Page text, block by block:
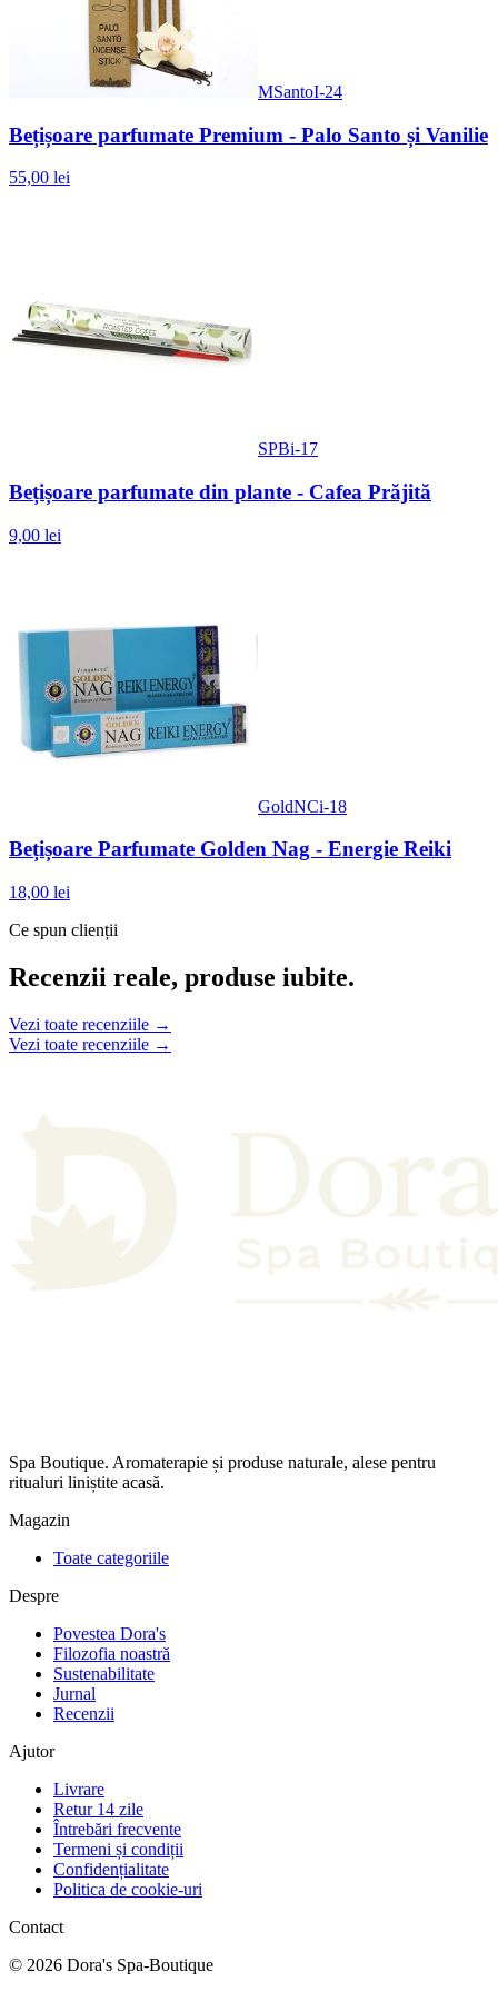
MSantoI-24
Bețișoare parfumate Premium - Palo Santo și Vanilie
55,00 lei
SPBi-17
Bețișoare parfumate din plante - Cafea Prăjită
9,00 lei
GoldNCi-18
Bețișoare Parfumate Golden Nag - Energie Reiki
18,00 lei
Ce spun clienții
Recenzii reale, produse iubite.
Vezi toate recenziile →
Vezi toate recenziile →
Spa Boutique. Aromaterapie și produse naturale, alese pentru
ritualuri liniștite acasă.
Magazin
Toate categoriile
Despre
Povestea Dora's
Filozofia noastră
Sustenabilitate
Jurnal
Recenzii
Ajutor
Livrare
Retur 14 zile
Întrebări frecvente
Termeni și condiții
Confidențialitate
Politica de cookie-uri
Contact
© 2026 Dora's Spa-Boutique